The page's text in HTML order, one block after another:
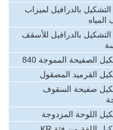
التشكيل بالدرافيل لميزاب
التشكيل بالدرافيل للأسقف
الصفيحة المموجة 840
القرميد المصقول
صفيحة السقوف
اللوحة المزدوجة